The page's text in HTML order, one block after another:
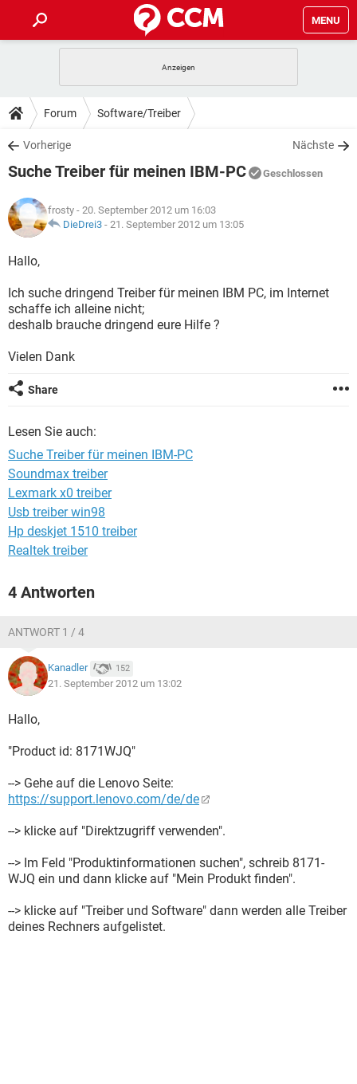
MENU
ANDROID IOS
WINDOWS 10
WHATSAPP TIKTOK
FACEBOOK
TIPPS & TRICKS
SPIELE
WHATSAPP TIKTOK
FACEBOOK
DOWNLOADS
SPIELE STREAMING
ANDROID
WINDOWS 10 INSTAGRAM
WHATSAPP
SPIELE STREAMING
ANDROID
WINDOWS 10
WHATSAPP TIKTOK
FACEBOOK HARDWARE
LEXIKON
SPIELE
WINDOWS 10
FACEBOOK
Forum Software/Treiber
Vorherige Nächste
Suche Treiber für meinen IBM-PC Geschlossen
frosty - 20. September 2012 um 16:03
DieDrei3 - 21. September 2012 um 13:05
Hallo,
Ich suche dringend Treiber für meinen IBM PC, im Internet
schaffe ich alleine nicht;
deshalb brauche dringend eure Hilfe ?
Vielen Dank
Share
Lesen Sie auch:
Suche Treiber für meinen IBM-PC
Soundmax treiber
Lexmark x0 treiber
Usb treiber win98
Hp deskjet 1510 treiber
Realtek treiber
4 Antworten
ANTWORT 1 / 4
Kanadler 152
21. September 2012 um 13:02
Hallo,
"Product id: 8171WJQ"
--> Gehe auf die Lenovo Seite:
https://support.lenovo.com/de/de
--> klicke auf "Direktzugriff verwenden".
--> Im Feld "Produktinformationen suchen", schreib 8171-
WJQ ein und dann klicke auf "Mein Produkt finden".
--> klicke auf "Treiber und Software" dann werden alle Treiber
deines Rechners aufgelistet.